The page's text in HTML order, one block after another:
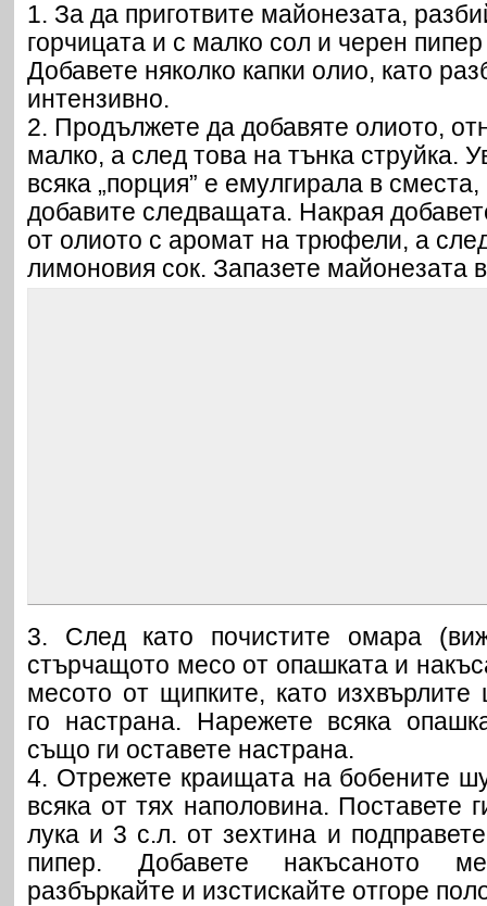
1. За да приготвите майонезата,
горчицата и с малко сол и черен
Добавете няколко капки олио, като
интензивно.
2. Продължете да добавяте олиото,
малко, а след това на тънка струйка.
всяка „порция” е емулгирала в
добавите следващата. Накрая
от олиото с аромат на трюфели, а
лимоновия сок. Запазете майонезата
3. След като почистите омара
стърчащото месо от опашката и
месото от щипките, като изхвърлите
го настрана. Нарежете всяка
също ги оставете настрана.
4. Отрежете краищата на бобените
всяка от тях наполовина. Поставете
лука и 3 с.л. от зехтина и
пипер. Добавете накъсаното
разбъркайте и изстискайте отгоре